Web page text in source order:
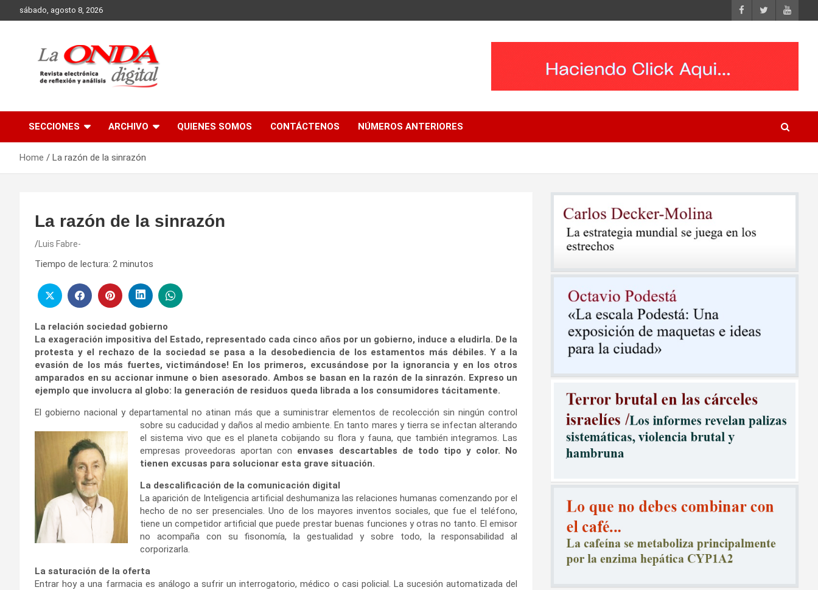
to
sábado, agosto 8, 2026
SECCIONES ARCHIVO QUIENES SOMOS CONTÁCTENOS NÚMEROS ANTERIORES
Home La razón de la sinrazón
La razón de la sinrazón
Luis Fabre-
Tiempo de lectura: 2 minutos
La relación sociedad gobierno
La exageración impositiva del Estado, representado cada cinco años por un gobierno, induce a eludirla. De la
protesta y el rechazo de la sociedad se pasa a la desobediencia de los estamentos más débiles. Y a la
evasión de los más fuertes, victimándose! En los primeros, excusándose por la ignorancia y en los otros
amparados en su accionar inmune o bien asesorado. Ambos se basan en la razón de la sinrazón. Expreso un
ejemplo que involucra al globo: la generación de residuos queda librada a los consumidores tácitamente.
El gobierno nacional y departamental no atinan más que a suministrar elementos de recolecciónsin ningún control
sobre su caducidad y daños al medio ambiente. En tanto mares y tierra se infectan alterando
el sistema vivo que es el planeta cobijando su flora y fauna, que también integramos. Las
empresas proveedoras aportan con envases descartables de todo tipo y color. No
tienen excusas para solucionar esta grave situación.
La descalificación de la comunicación digital
La aparición de Inteligencia artificial deshumaniza las relaciones humanas comenzando por el
hecho de no ser presenciales. Uno de los mayores inventos sociales, que fue el teléfono,
tiene un competidor artificial que puede prestar buenas funciones y otras no tanto. El emisor
no acompaña con su fisonomía, la gestualidad y sobre todo, la responsabilidad al
corporizarla.
La saturación de la oferta
Entrar hoy a una farmacia es análogo a sufrir un interrogatorio, médico o casi policial. La sucesión automatizada del